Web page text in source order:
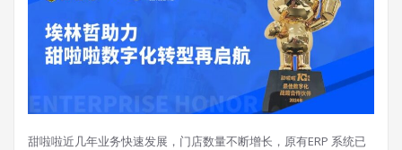
甜啦啦近几年业务快速发展，门店数量不断增长，原有ERP 系统已